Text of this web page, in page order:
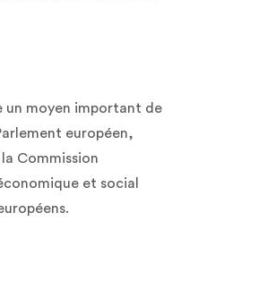
un moyen important de
européen,
Commission
et social